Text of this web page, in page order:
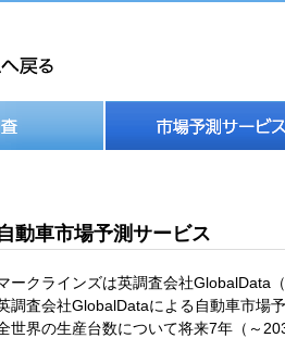
動車市場予測サービス
ークラインズは英調査会社GlobalData
調査会社GlobalDataによる自動車市場
世界の生産台数について将来7年（～